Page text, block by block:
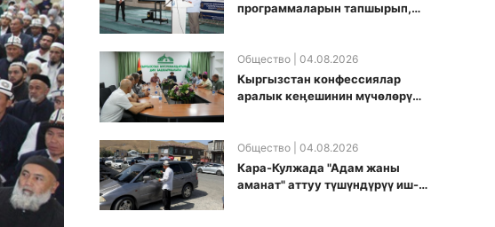
программаларын тапшырып,
киргизди
Общество| 04.08.2026
Кыргызстан конфессиялар
аралык кеӊешинин мүчөлөрү
Общество| 04.08.2026
Кара-Кулжада "Адам жаны
аманат" аттуу түшүндүрүү иш-